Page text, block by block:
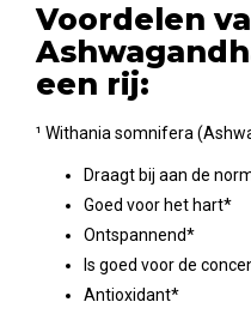
Voordelen
een rij:
¹ Withania somnifera
Draagt bij aan de
Goed voor het hart*
Ontspannend*
Is goed voor de
Antioxidant*